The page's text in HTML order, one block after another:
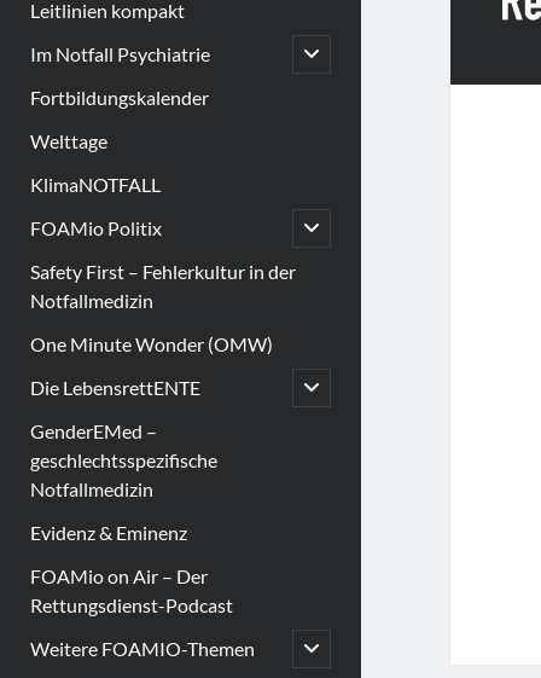
Leitlinien kompakt
Im Notfall Psychiatrie
open
child
Fortbildungskalender
Welttage
KlimaNOTFALL
FOAMio Politix
open
child
Safety First – Fehlerkultur in der
Notfallmedizin
One Minute Wonder (OMW)
Die LebensrettENTE
open
child
GenderEMed –
geschlechtsspezifische
Notfallmedizin
Evidenz & Eminenz
FOAMio on Air – Der
Rettungsdienst-Podcast
Weitere FOAMIO-Themen
open
child